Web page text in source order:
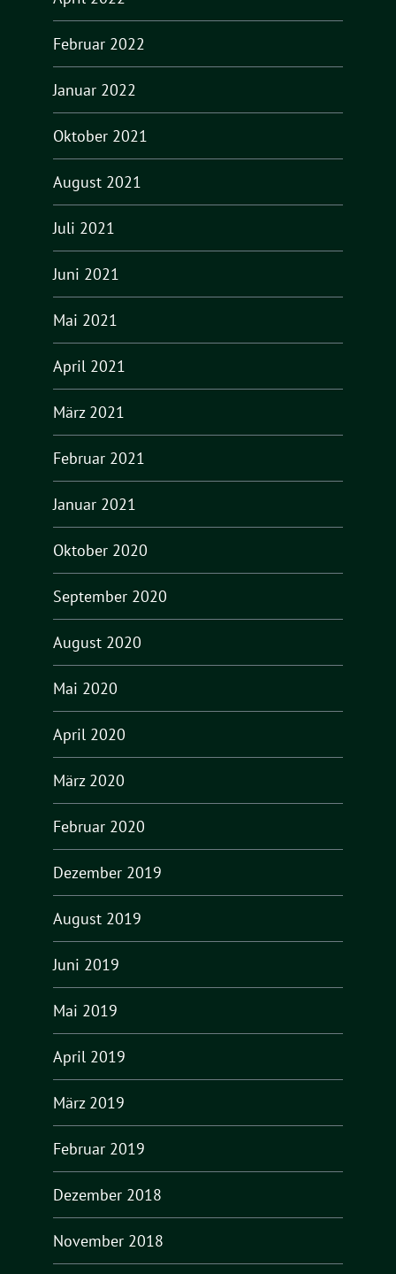
Februar 2022
Januar 2022
Oktober 2021
August 2021
Juli 2021
Juni 2021
Mai 2021
April 2021
März 2021
Februar 2021
Januar 2021
Oktober 2020
September 2020
August 2020
Mai 2020
April 2020
März 2020
Februar 2020
Dezember 2019
August 2019
Juni 2019
Mai 2019
April 2019
März 2019
Februar 2019
Dezember 2018
November 2018